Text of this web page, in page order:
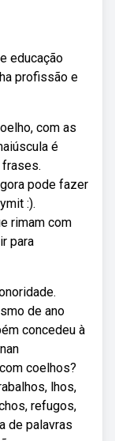
educação
profissão e
com as
é
pode fazer
:).
rimam com
para
de ano
concedeu à
coelhos?
lhos,
refugos,
de palavras